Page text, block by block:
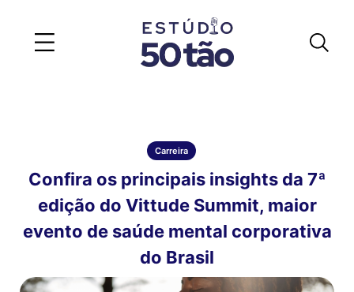
Carreira
Confira os principais insights da 7ª
edição do Vittude Summit, maior
evento de saúde mental corporativa
do Brasil